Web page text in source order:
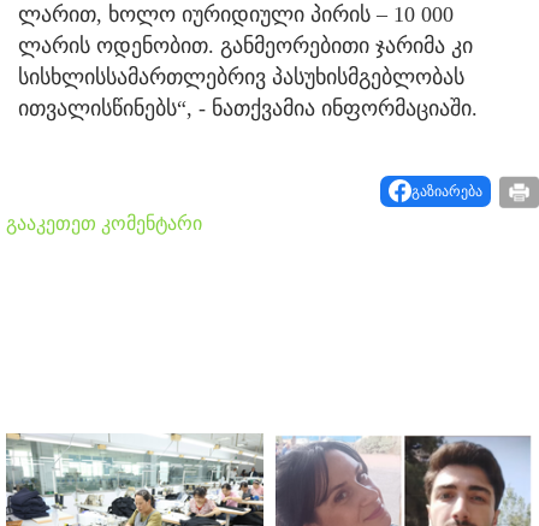
ლარით, ხოლო იურიდიული პირის – 10 000
ლარის ოდენობით. განმეორებითი ჯარიმა კი
სისხლისსამართლებრივ პასუხისმგებლობას
ითვალისწინებს“, - ნათქვამია ინფორმაციაში.
გაზიარება
გააკეთეთ კომენტარი